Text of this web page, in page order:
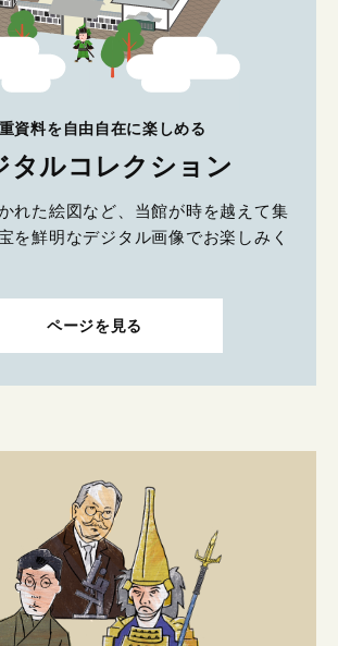
資料を自由自在に楽しめる
タルコレクション
れた絵図など、当館が時を越えて集
を鮮明なデジタル画像でお楽しみく
ページを見る